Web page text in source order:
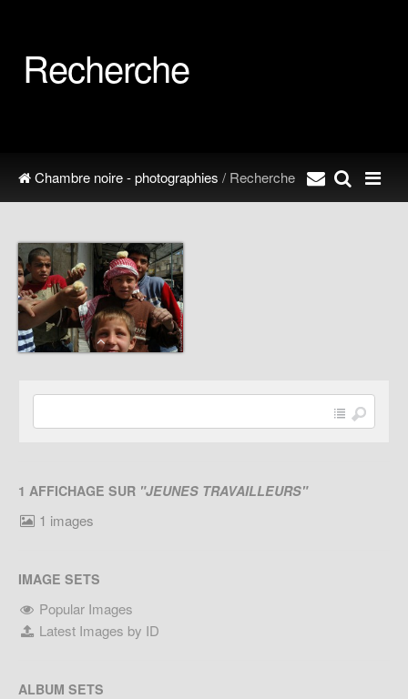
Recherche
Chambre noire - photographies / Recherche
1 AFFICHAGE SUR "JEUNES TRAVAILLEURS"
1 images
IMAGE SETS
Popular Images
Latest Images by ID
ALBUM SETS